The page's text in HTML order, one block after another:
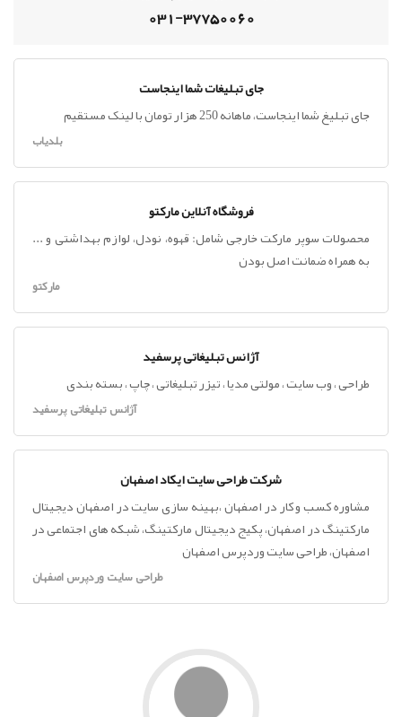
031-37750060
جای تبلیغات شما اینجاست
جای تبلیغ شما اینجاست، ماهانه 250 هزار تومان با لینک مستقیم
بلدیاب
فروشگاه آنلاین مارکتو
محصولات سوپر مارکت خارجی شامل: قهوه، نودل، لوازم بهداشتی و ...
به همراه ضمانت اصل بودن
مارکتو
آژانس تبلیغاتی پرسفید
طراحی ، وب سایت ، مولتی مدیا ، تیزر تبلیغاتی ، چاپ ، بسته بندی
آژانس تبلیغاتی پرسفید
شرکت طراحی سایت ایکاد اصفهان
مشاوره کسب و کار در اصفهان ،بهینه سازی سایت در اصفهان دیجیتال
مارکتینگ در اصفهان، پکیج دیجیتال مارکتینگ، شبکه های اجتماعی در
اصفهان، طراحی سایت وردپرس اصفهان
طراحی سایت وردپرس اصفهان